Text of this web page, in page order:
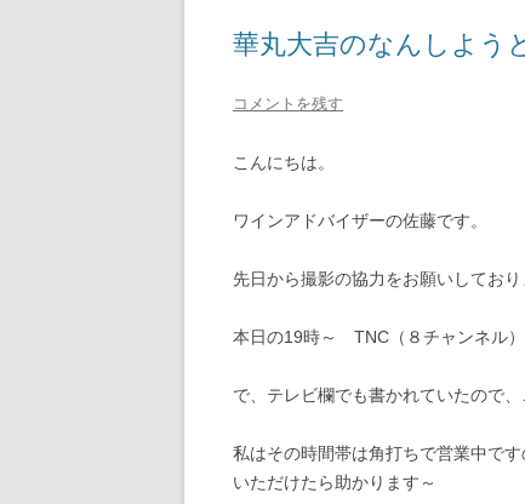
華丸大吉のなんしよう
コメントを残す
こんにちは。
ワインアドバイザーの佐藤です。
先日から撮影の協力をお願いしてお
本日の19時～ TNC（８チャンネル）
で、テレビ欄でも書かれていたので、
私はその時間帯は角打ちで営業中で
いただけたら助かります～